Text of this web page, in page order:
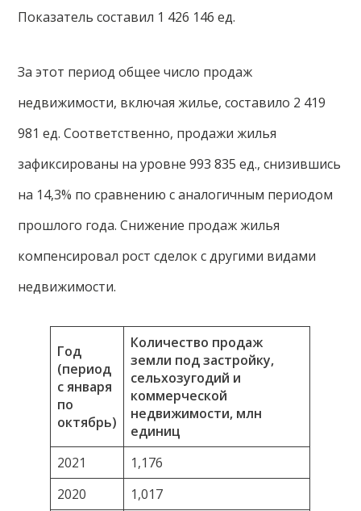
Показатель составил 1 426 146 ед.
За этот период общее число продаж
недвижимости, включая жилье, составило 2 419
981 ед. Соответственно, продажи жилья
зафиксированы на уровне 993 835 ед., снизившись
на 14,3% по сравнению с аналогичным периодом
прошлого года. Снижение продаж жилья
компенсировал рост сделок с другими видами
недвижимости.
Год
(период
с января
по
октябрь)
Количество продаж
земли под застройку,
сельхозугодий и
коммерческой
недвижимости, млн
единиц
2021
1,176
2020
1,017